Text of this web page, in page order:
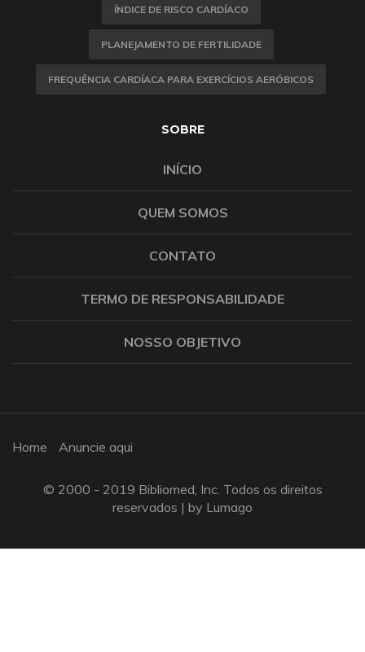
ÍNDICE DE RISCO CARDÍACO
PLANEJAMENTO DE FERTILIDADE
FREQUÊNCIA CARDÍACA PARA EXERCÍCIOS AERÓBICOS
SOBRE
INÍCIO
QUEM SOMOS
CONTATO
TERMO DE RESPONSABILIDADE
NOSSO OBJETIVO
Home Anuncie aqui
© 2000 - 2019 Bibliomed, Inc. Todos os direitos
reservados | by Lumago